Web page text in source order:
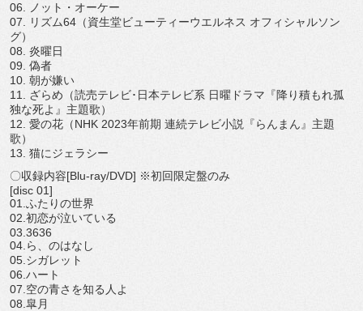
06. ノット・オーケー
07. リズム64（資生堂ビューティーウエルネス オフィシャルソン
グ）
08. 炎曜日
09. 偽者
10. 朝が嫌い
11. ざらめ（読売テレビ･日本テレビ系 日曜ドラマ『降り積もれ孤
独な死よ』主題歌）
12. 愛の花（NHK 2023年前期 連続テレビ小説『らんまん』主題
歌）
13. 猫にジェラシー
〇収録内容[Blu-ray/DVD] ※初回限定盤のみ
[disc 01]
01.ふたりの世界
02.初恋が泣いている
03.3636
04.ら、のはなし
05.シガレット
06.ハート
07.空の青さを知る人よ
08.皐月